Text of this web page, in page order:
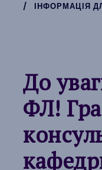
ІНФОРМАЦІЯ
До
ФЛ!